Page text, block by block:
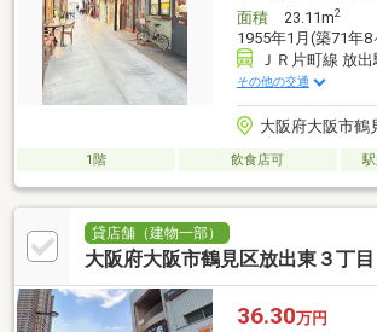
面積23.11m2
1955年1月(築71年8
ＪＲ片町線 放
その他の交通
大阪府大阪市鶴
1階 飲食店可
貸店舗（建物一部）
大阪府大阪市鶴見区放出東３丁目
36.30万円